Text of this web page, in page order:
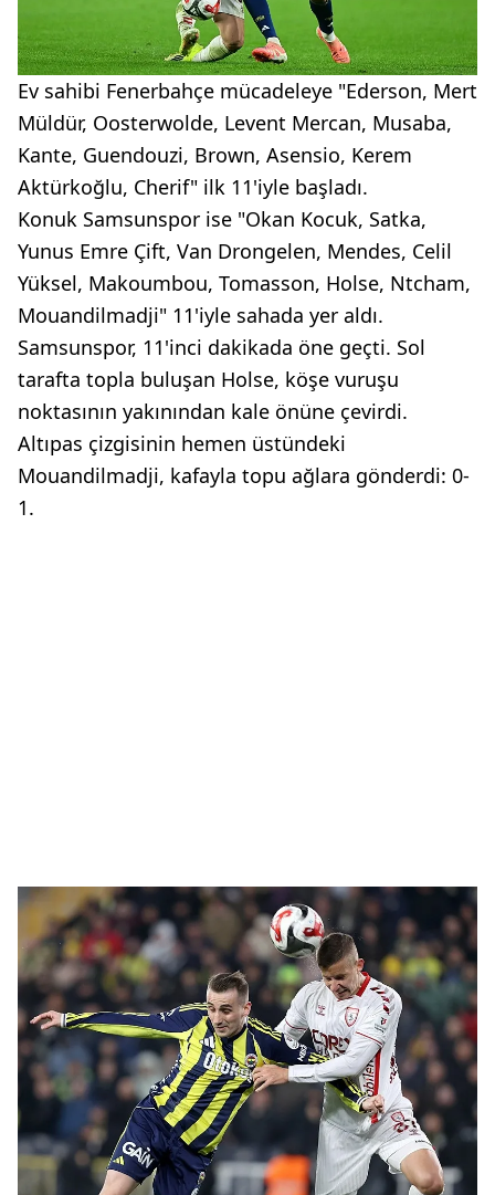
Ev sahibi Fenerbahçe mücadeleye "Ederson, Mert
Müldür, Oosterwolde, Levent Mercan, Musaba,
Kante, Guendouzi, Brown, Asensio, Kerem
Aktürkoğlu, Cherif" ilk 11'iyle başladı.
Konuk Samsunspor ise "Okan Kocuk, Satka,
Yunus Emre Çift, Van Drongelen, Mendes, Celil
Yüksel, Makoumbou, Tomasson, Holse, Ntcham,
Mouandilmadji" 11'iyle sahada yer aldı.
Samsunspor, 11'inci dakikada öne geçti. Sol
tarafta topla buluşan Holse, köşe vuruşu
noktasının yakınından kale önüne çevirdi.
Altıpas çizgisinin hemen üstündeki
Mouandilmadji, kafayla topu ağlara gönderdi: 0-
1.